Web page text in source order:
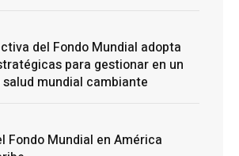
del Fondo Mundial adopta
para gestionar en un
mundial cambiante
Fondo Mundial en América